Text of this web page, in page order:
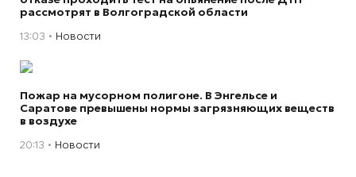
рассмотрят в Волгоградской области
13:03 Новости
Пожар на мусорном полигоне. В Энгельсе и
Саратове превышены нормы загрязняющих веществ
в воздухе
20:13 Новости